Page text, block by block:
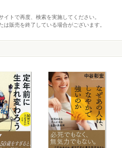
トで再度、検索を実施してください。
販売を終了している場合がございます。